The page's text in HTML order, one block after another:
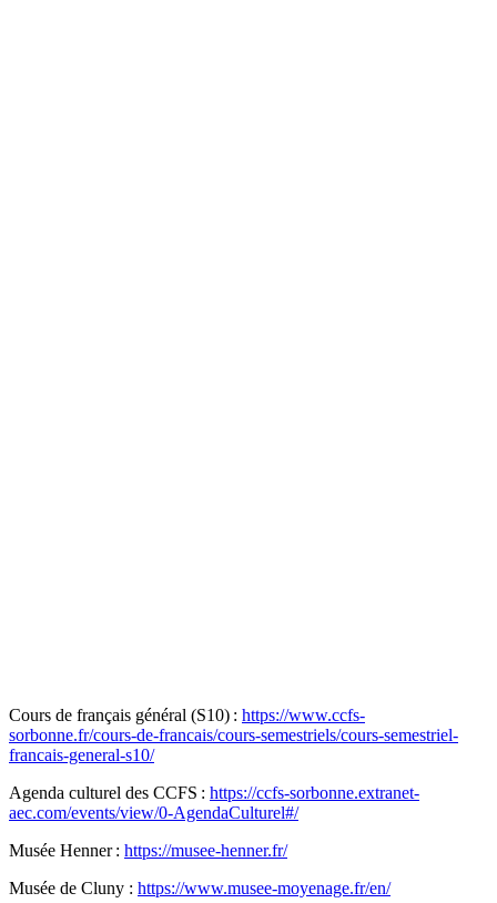
Cours de français général (S10) : https://www.ccfs-
sorbonne.fr/cours-de-francais/cours-semestriels/cours-semestriel-
francais-general-s10/
Agenda culturel des CCFS : https://ccfs-sorbonne.extranet-
aec.com/events/view/0-AgendaCulturel#/
Musée Henner : https://musee-henner.fr/
Musée de Cluny : https://www.musee-moyenage.fr/en/